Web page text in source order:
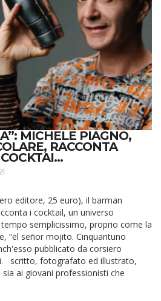
MICHELE PIAGNO,
RACCONTA
editore, 25 euro), il barman
i cocktail, un universo
semplicissimo, proprio come la
“el señor mojito. Cinquantuno
pubblicato da corsiero
scritto, fotografato ed illustrato,
sia ai giovani professionisti che